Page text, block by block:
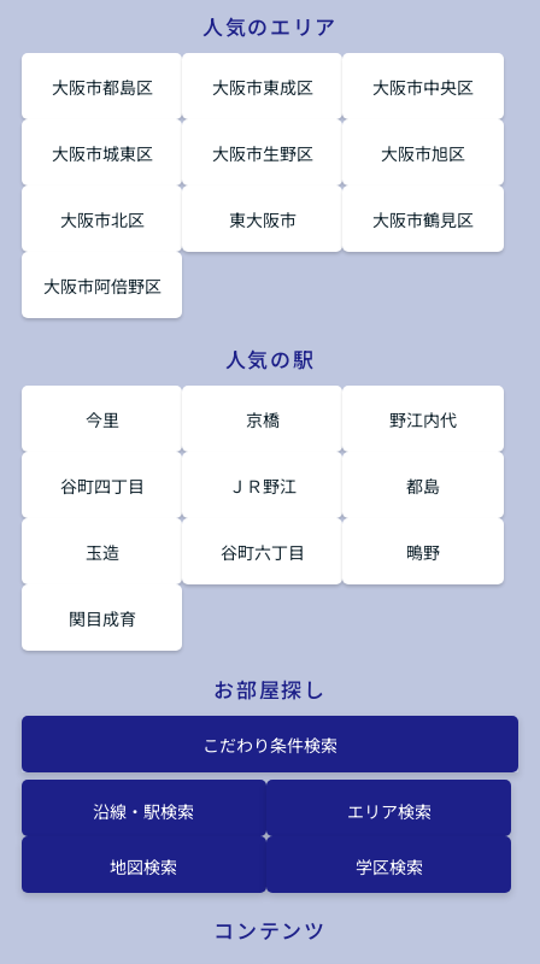
人気のエリア
大阪市都島区 大阪市東成区 大阪市中央区
大阪市城東区 大阪市生野区 大阪市旭区
大阪市北区 東大阪市 大阪市鶴見区
大阪市阿倍野区
人気の駅
今里 京橋 野江内代
谷町四丁目 ＪＲ野江 都島
玉造 谷町六丁目 鴫野
関目成育
お部屋探し
こだわり条件検索
沿線・駅検索 エリア検索
地図検索 学区検索
コンテンツ